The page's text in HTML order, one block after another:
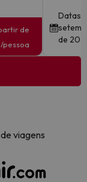
de
/pessoa
Datas
de
viagens